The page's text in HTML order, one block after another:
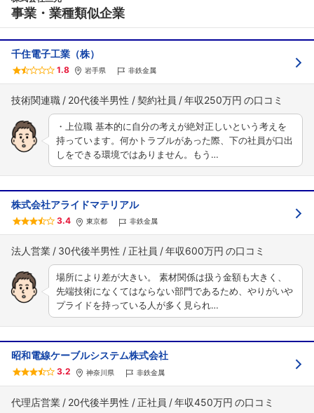
事業・業種類似企業
千住電子工業（株）
1.8 岩手県 非鉄金属
技術関連職 20代後半男性 契約社員 年収250万円
・上位職 基本的に自分の考えが絶対正しいという考えを
持っています。何かトラブルがあった際、下の社員が口出
しをできる環境ではありません。もう…
株式会社アライドマテリアル
3.4 東京都 非鉄金属
法人営業 30代後半男性 正社員 年収600万円
場所により差が大きい。 素材関係は扱う金額も大きく、
先端技術になくてはならない部門であるため、やりがいや
プライドを持っている人が多く見られ…
昭和電線ケーブルシステム株式会社
3.2 神奈川県 非鉄金属
代理店営業 20代後半男性 正社員 年収450万円